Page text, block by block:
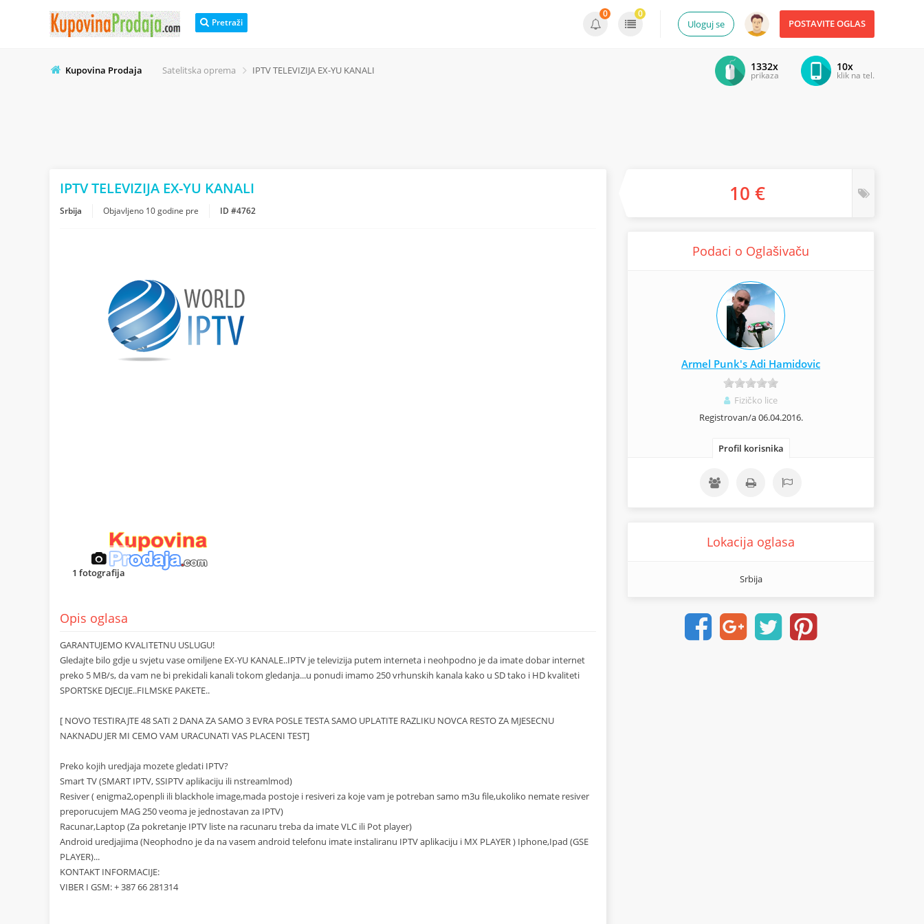
Pretraži POSTAVITE OGLAS
Uloguj se
0 0
Kupovina Prodaja Satelitska oprema IPTV TELEVIZIJA EX-YU KANALI 10x
klik na tel.
1332x
prikaza
IPTV TELEVIZIJA EX-YU KANALI
Srbija Objavljeno 10 godine pre ID #4762
1 fotografija
Opis oglasa
GARANTUJEMO KVALITETNU USLUGU!
Gledajte bilo gdje u svjetu vase omiljene EX-YU KANALE..IPTV je televizija putem interneta i neohpodno je da imate dobar internet
preko 5 MB/s, da vam ne bi prekidali kanali tokom gledanja...u ponudi imamo 250 vrhunskih kanala kako u SD tako i HD kvaliteti
SPORTSKE DJECIJE..FILMSKE PAKETE..
[ NOVO TESTIRAJTE 48 SATI 2 DANA ZA SAMO 3 EVRA POSLE TESTA SAMO UPLATITE RAZLIKU NOVCA RESTO ZA MJESECNU
NAKNADU JER MI CEMO VAM URACUNATI VAS PLACENI TEST]
Preko kojih uredjaja mozete gledati IPTV?
Smart TV (SMART IPTV, SSIPTV aplikaciju ili nstreamlmod)
Resiver ( enigma2,openpli ili blackhole image,mada postoje i resiveri za koje vam je potreban samo m3u file,ukoliko nemate resiver
preporucujem MAG 250 veoma je jednostavan za IPTV)
Racunar,Laptop (Za pokretanje IPTV liste na racunaru treba da imate VLC ili Pot player)
Android uredjajima (Neophodno je da na vasem android telefonu imate instaliranu IPTV aplikaciju i MX PLAYER ) Iphone,Ipad (GSE
PLAYER)...
KONTAKT INFORMACIJE:
VIBER I GSM: + 387 66 281314
10 €
Podaci o Oglašivaču
Armel Punk's Adi Hamidovic
Fizičko lice
Registrovan/a 06.04.2016.
Profil korisnika
Lokacija oglasa
Srbija